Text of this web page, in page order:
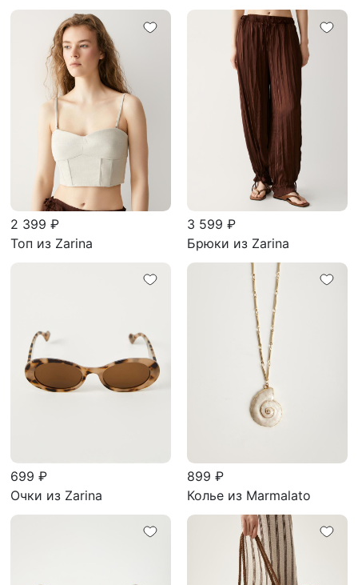
2 399 ₽
Топ из Zarina
3 599 ₽
Брюки из Zarina
699 ₽
Очки из Zarina
899 ₽
Колье из Marmalato